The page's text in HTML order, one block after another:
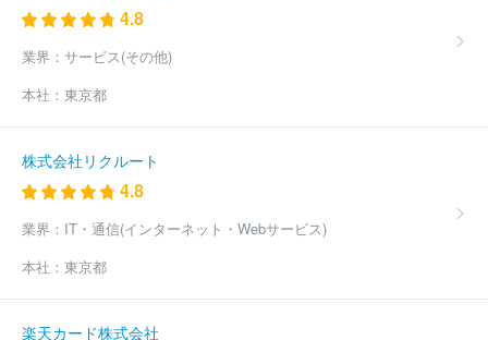
弘前公益社
サイエンホールディングス株式会社
4.8
業界： サービス(その他)
本社： 東京都
株式会社リクルート
4.8
業界： IT・通信(インターネット・Webサービス)
本社： 東京都
楽天カード株式会社